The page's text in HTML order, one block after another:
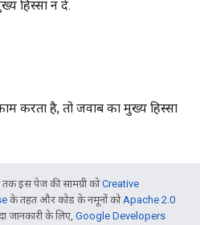
हिस्सा न दें.
करता है, तो जवाब का मुख्य हिस्सा
इस पेज की सामग्री कोCreative
के तहत और कोड के नमूनों कोApache 2.0
जानकारी के लिए, Google Developers